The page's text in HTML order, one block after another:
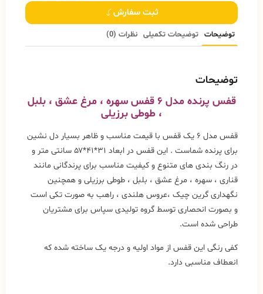
ثبت سفارش
توضیحات توضیحات تکمیلی نظرات (0)
توضیحات
قفس پرنده مدل ۶ قفس سهره ، مرغ عشق ، بلبل
، طوطی برزیلی
قفس مدل ۶ یک قفس با قیمت مناسب و ظاهر بسیار دل نشین
برای پرنده شماست . این قفس در ابعاد ۳۱*۴۱*۵۷ سانتی متر و
در رنگ بندی های متنوع و کیفیت مناسب برای پرندگانی مانند
قناری ، سهره ، مرغ عشق ، بلبل ، طوطی برزیلی و همچنین
نگهداری گرین چیک ،عروس هلندی ، راهب به صورت تکی است
و بصورت انحصاری توسط گروه تولیدی سپاس برای مشتریان
طراحی شده است.
کفی رنگی این قفس از مواد اولیه و درجه یک ساخته شده که
انعطاف مناسبی دارد.